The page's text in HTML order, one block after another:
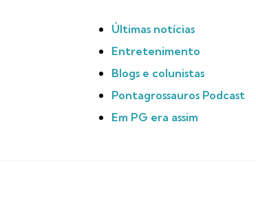
Últimas notícias
Entretenimento
Blogs e colunistas
Pontagrossauros Podcast
Em PG era assim